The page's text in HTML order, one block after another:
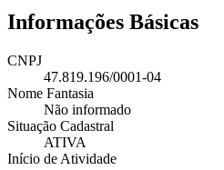
Informações Básicas
CNPJ
47.819.196/0001-04
Nome Fantasia
Não informado
Situação Cadastral
ATIVA
Início de Atividade